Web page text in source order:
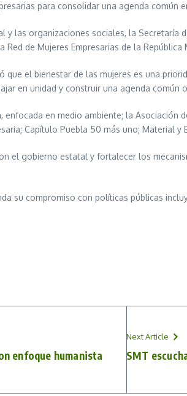
para consolidar una agenda común
organizaciones sociales, la Secretaría
de Mujeres Empresarias de la
que el bienestar de las mujeres es una
en unidad y construir una agenda común
en medio ambiente; la Asociación
Capítulo Puebla 50 más uno; Material
el gobierno estatal y fortalecer los
su compromiso con políticas públicas
enfoque humanista
Next Article
SMT